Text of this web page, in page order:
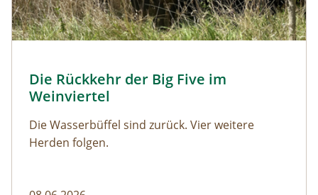
Naturmagazin: Die Rückkehr der Big Five im
Die Rückkehr der Big Five im
Weinviertel
Die Wasserbüffel sind zurück. Vier weitere
Herden folgen.